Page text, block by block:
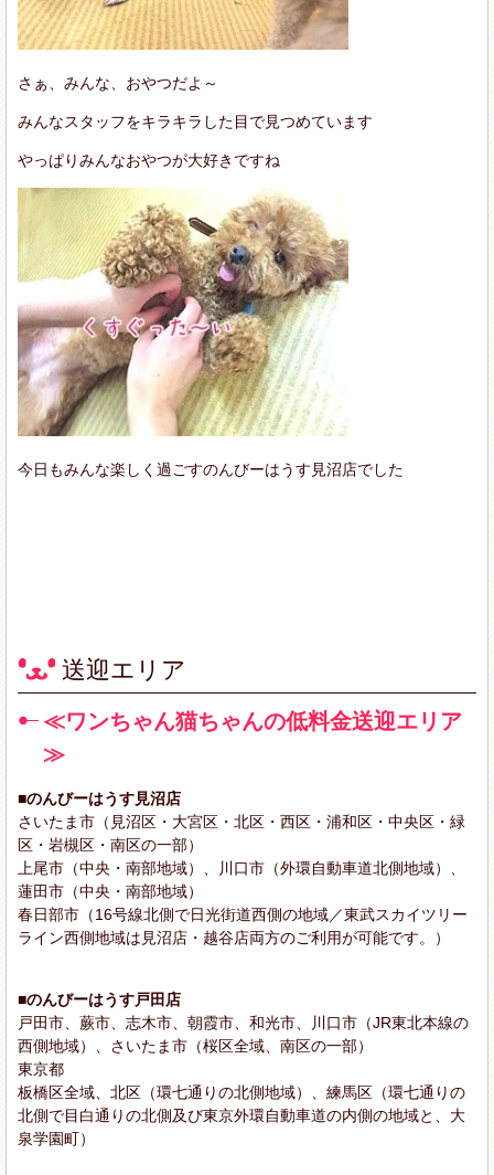
さぁ、みんな、おやつだよ～
みんなスタッフをキラキラした目で見つめています
やっぱりみんなおやつが大好きですね
今日もみんな楽しく過ごすのんびーはうす見沼店でした
送迎エリア
≪ワンちゃん猫ちゃんの低料金送迎エリア
≫
■のんびーはうす見沼店
さいたま市（見沼区・大宮区・北区・西区・浦和区・中央区・緑
区・岩槻区・南区の一部）
上尾市（中央・南部地域）、川口市（外環自動車道北側地域）、
蓮田市（中央・南部地域）
春日部市（16号線北側で日光街道西側の地域／東武スカイツリー
ライン西側地域は見沼店・越谷店両方のご利用が可能です。）
■のんびーはうす戸田店
戸田市、蕨市、志木市、朝霞市、和光市、川口市（JR東北本線の
西側地域）、さいたま市（桜区全域、南区の一部）
東京都
板橋区全域、北区（環七通りの北側地域）、練馬区（環七通りの
北側で目白通りの北側及び東京外環自動車道の内側の地域と、大
泉学園町）